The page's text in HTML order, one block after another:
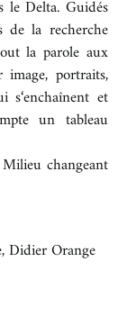
Delta. Guidés
de la recherche
la parole aux
portraits,
s‘enchaînent et
un tableau
changeant
Didier Orange